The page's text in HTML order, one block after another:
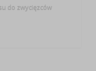
do zwycięzców